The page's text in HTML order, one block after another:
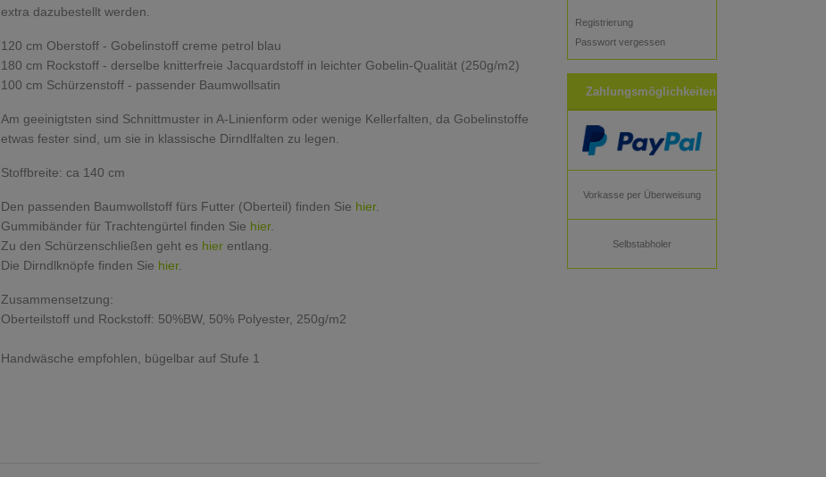
extra dazubestellt werden.
120 cm Oberstoff - Gobelinstoff creme petrol blau
180 cm Rockstoff - derselbe knitterfreie Jacquardstoff in leichter Gobelin-Qualität (250g/m2)
100 cm Schürzenstoff - passender Baumwollsatin
Am geeinigtsten sind Schnittmuster in A-Linienform oder wenige Kellerfalten, da Gobelinstoffe
etwas fester sind, um sie in klassische Dirndlfalten zu legen.
Stoffbreite: ca 140 cm
Den passenden Baumwollstoff fürs Futter (Oberteil) finden Sie hier.
Gummibänder für Trachtengürtel finden Sie hier.
Zu den Schürzenschließen geht es hier entlang.
Die Dirndlknöpfe finden Sie hier.
Zusammensetzung:
Oberteilstoff und Rockstoff: 50%BW, 50% Polyester, 250g/m2
Handwäsche empfohlen, bügelbar auf Stufe 1
Registrierung
Passwort vergessen
Zahlungsmöglichkeiten
Vorkasse per Überweisung
Selbstabholer